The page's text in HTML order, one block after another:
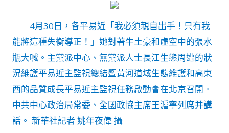
長
江
生
態
周
遭
的
狀
況
維
4月30日，各平易近「我必須親自出手！只有我
能將這種失衡導正！」她對著牛土豪和虛空中的張水
瓶大喊。主黨派中心、無黨派人士長江生態周遭的狀
況維護平易近主監視總結暨黃河道域生態維護和高東
西的品質成長平易近主監視任務啟動會在北京召開。
中共中心政治局常委、全國政協主席王滬寧列席并講
話。 新華社記者 姚年夜偉 攝